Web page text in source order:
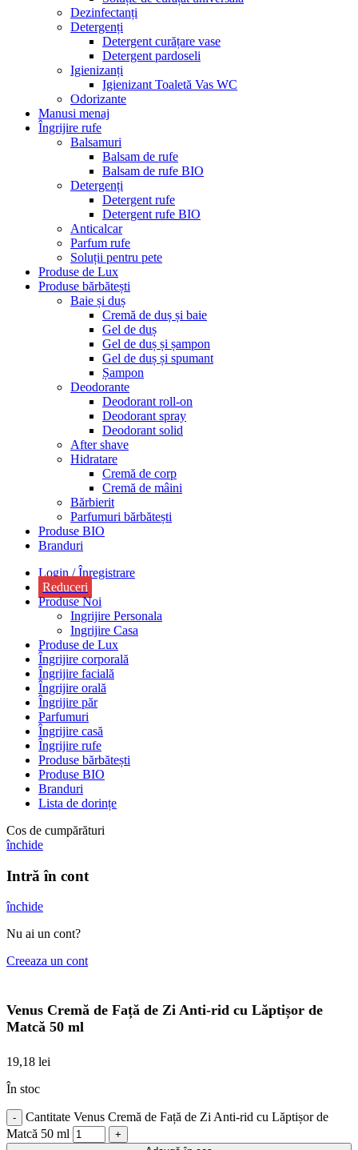
Dezinfectanți
Detergenți
Detergent curățare vase
Detergent pardoseli
Igienizanți
Igienizant Toaletă Vas WC
Odorizante
Manusi menaj
Îngrijire rufe
Balsamuri
Balsam de rufe
Balsam de rufe BIO
Detergenți
Detergent rufe
Detergent rufe BIO
Anticalcar
Parfum rufe
Soluții pentru pete
Produse de Lux
Produse bărbătești
Baie și duș
Cremă de duș și baie
Gel de duș
Gel de duș și șampon
Gel de duș și spumant
Șampon
Deodorante
Deodorant roll-on
Deodorant spray
Deodorant solid
After shave
Hidratare
Cremă de corp
Cremă de mâini
Bărbierit
Parfumuri bărbătești
Produse BIO
Branduri
Login / Înregistrare
Reduceri
Produse Noi
Ingrijire Personala
Ingrijire Casa
Produse de Lux
Îngrijire corporală
Îngrijire facială
Îngrijire orală
Îngrijire păr
Parfumuri
Îngrijire casă
Îngrijire rufe
Produse bărbătești
Produse BIO
Branduri
Lista de dorințe
Cos de cumpărături
închide
Intră în cont
închide
Nu ai un cont?
Creeaza un cont
Venus Cremă de Față de Zi Anti-rid cu Lăptișor de
Matcă 50 ml
19,18 lei
În stoc
Cantitate Venus Cremă de Față de Zi Anti-rid cu Lăptișor de
Matcă 50 ml